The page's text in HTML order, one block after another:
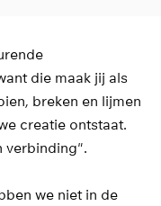
die maak jij als
breken en lijmen
creatie ontstaat.
verbinding".
we niet in de